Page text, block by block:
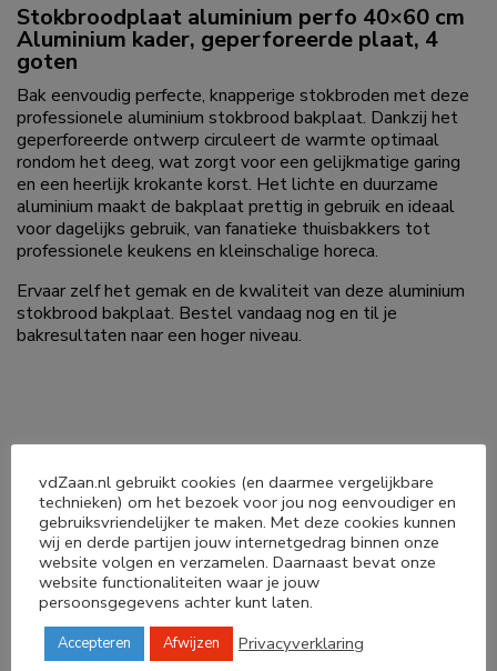
Stokbroodplaat aluminium perfo 40×60 cm
Aluminium kader, geperforeerde plaat, 4
goten
Bak eenvoudig perfecte, knapperige stokbroden met deze
professionele aluminium stokbrood bakplaat. Dankzij het
geperforeerde ontwerp circuleert de warmte optimaal
rondom het deeg, wat zorgt voor een gelijkmatige garing
en een heerlijk krokante korst. Het lichte en duurzame
aluminium maakt de bakplaat prettig in gebruik en ideaal
voor dagelijks gebruik, van fanatieke thuisbakkers tot
professionele keukens en kleinschalige horeca.
Ervaar zelf het gemak en de kwaliteit van deze aluminium
stokbrood bakplaat. Bestel vandaag nog en til je
bakresultaten naar een hoger niveau.
Deel dit product
   
vdZaan.nl gebruikt cookies (en daarmee vergelijkbare
technieken) om het bezoek voor jou nog eenvoudiger en
gebruiksvriendelijker te maken. Met deze cookies kunnen
wij en derde partijen jouw internetgedrag binnen onze
website volgen en verzamelen. Daarnaast bevat onze
website functionaliteiten waar je jouw
persoonsgegevens achter kunt laten.
Accepteren Afwijzen Privacyverklaring